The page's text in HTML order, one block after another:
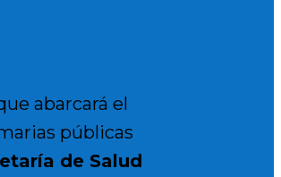
abarcará el
públicas
de Salud